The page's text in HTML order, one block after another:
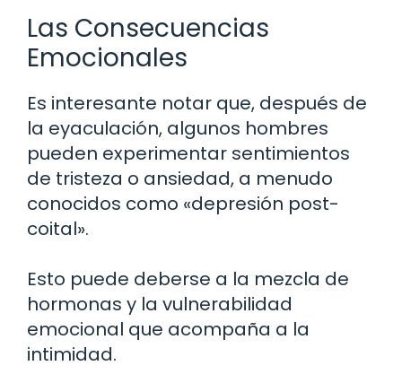
Las Consecuencias
Emocionales
Es interesante notar que, después de
la eyaculación, algunos hombres
pueden experimentar sentimientos
de tristeza o ansiedad, a menudo
conocidos como «depresión post-
coital».
Esto puede deberse a la mezcla de
hormonas y la vulnerabilidad
emocional que acompaña a la
intimidad.